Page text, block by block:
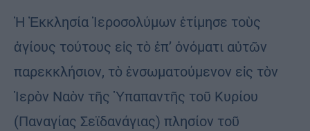
Ἡ Ἐκκλησία Ἱεροσολύμων ἐτίμησε τοὺς
ἁγίους τούτους εἰς τὸ ἐπ’ ὀνόματι αὐτῶν
παρεκκλήσιον, τὸ ἐνσωματούμενον εἰς τὸν
Ἱερὸν Ναὸν τῆς Ὑπαπαντῆς τοῦ Κυρίου
(Παναγίας Σεϊδανάγιας) πλησίον τοῦ